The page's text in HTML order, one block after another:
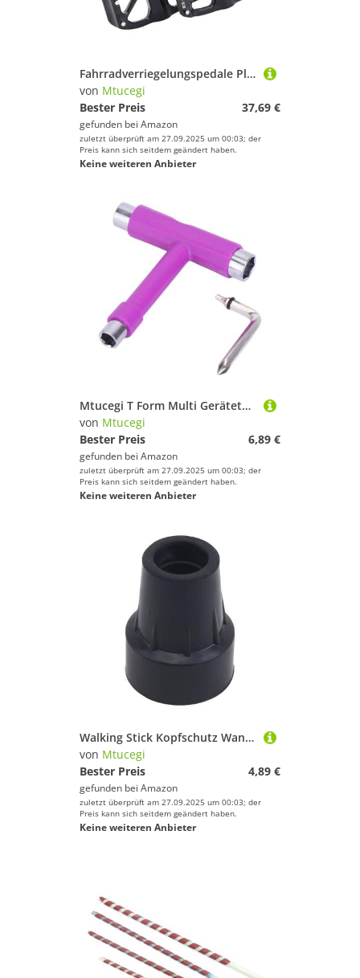
Skateboarding
Snowboard
Sportausrüstung
Sportbekleidung
Tauchen & Schnorcheln
Turnen & Gymnastik
Geschlecht
Fahrradverriegelungspedale Plattenadapter Wandler Straßenkonvertion Für Verschiedene Radsportsysteme Hohe Lastkapazität
von Mtucegi
Bester Preis
37,69 €
gefunden bei Amazon
zuletzt überprüft am 27.09.2025 um 00:03; der
Preis kann sich seitdem geändert haben.
Keine weiteren Anbieter
Mtucegi T Form Multi Gerätetool Für Skateboards Elektrische Scooter Snowboard Professionelles Anpassung Von Schraubenschlüssel Und Kompaktes Professionelles Skateboard Werkzeug
von Mtucegi
Bester Preis
6,89 €
gefunden bei Amazon
zuletzt überprüft am 27.09.2025 um 00:03; der
Preis kann sich seitdem geändert haben.
Keine weiteren Anbieter
Walking Stick Kopfschutz Wandermasten Ersatztipp Trekking Sticks Endabdeckung Pads Pads Pad Puffer
von Mtucegi
Bester Preis
4,89 €
gefunden bei Amazon
zuletzt überprüft am 27.09.2025 um 00:03; der
Preis kann sich seitdem geändert haben.
Keine weiteren Anbieter